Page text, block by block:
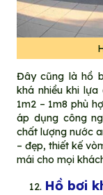
Đây cũng là hồ
khá nhiều khi
1m2 – 1m8 phù
áp dụng công
chất lượng nước
– đẹp, thiết kế
mái cho mọi
Hồ bơi